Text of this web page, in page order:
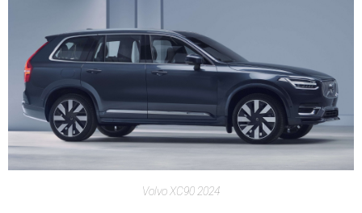
Volvo XC90 2024